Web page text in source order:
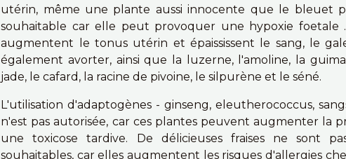
utérin, même une plante aussi innocente que le bleuet
souhaitable car elle peut provoquer une hypoxie foetale
augmentent le tonus utérin et épaississent le sang, le
également avorter, ainsi que la luzerne, l'amoline, la
jade, le cafard, la racine de pivoine, le silpurène et le séné.
L'utilisation d'adaptogènes - ginseng, eleutherococcus,
n'est pas autorisée, car ces plantes peuvent augmenter la
une toxicose tardive. De délicieuses fraises ne sont
souhaitables, car elles augmentent les risques d'allergies